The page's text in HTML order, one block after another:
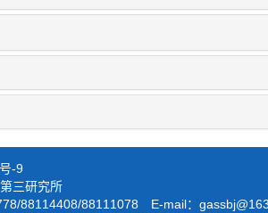
-9
三研究所
88114408/88111078 E-mail：